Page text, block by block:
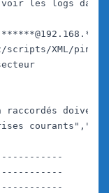
les logs
XML/
raccordés doivent